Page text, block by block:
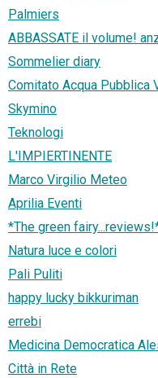
Palmiers
ABBASSATE il volume!
Sommelier diary
Comitato Acqua Pubblica
Skymino
Teknologi
L'IMPIERTINENTE
Marco Virgilio Meteo
Aprilia Eventi
*The green
Natura luce e colori
Pali Puliti
happy lucky bikkuriman
errebi
Medicina Democratica
Città in Rete